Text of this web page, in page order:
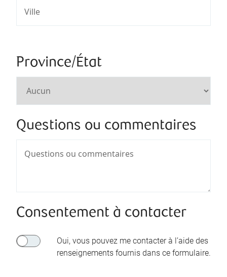
Province/État
Questions ou commentaires
Consentement à contacter
Oui, vous pouvez me contacter à l’aide des
renseignements fournis dans ce formulaire.